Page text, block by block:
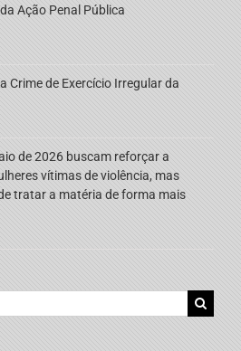
Ação Penal Pública
Crime de Exercício Irregular da
de 2026 buscam reforçar a
vítimas de violência, mas
tratar a matéria de forma mais